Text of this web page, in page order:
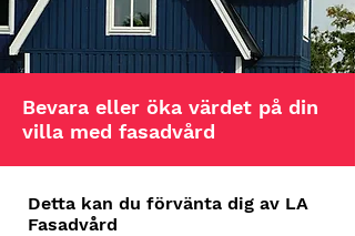
Bevara eller öka värdet på din
villa med fasadvård
Detta kan du förvänta dig av LA
Fasadvård